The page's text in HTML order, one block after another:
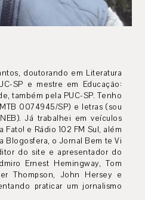
doutorando em Literatura
SP e mestre em Educação:
também pela PUC-SP. Tenho
0074945/SP) e letras (sou
Já trabalhei em veículos
Fato! e Rádio 102 FM Sul, além
Blogosfera, o Jornal Bem te Vi
do site e apresentador do
Ernest Hemingway, Tom
Thompson, John Hersey e
praticar um jornalismo